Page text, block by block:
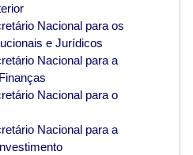
Nacional para os
e Jurídicos
Nacional para a
Nacional para o
Nacional para a